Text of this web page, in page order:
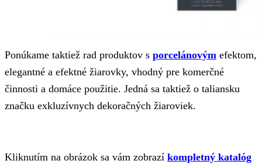
Ponúkame taktiež rad produktov s porcelánovým efektom,
elegantné a efektné žiarovky, vhodný pre komerčné
činnosti a domáce použitie. Jedná sa taktiež o taliansku
značku exkluzívnych dekoračných žiaroviek.
Kliknutím na obrázok sa vám zobrazí kompletný katalóg